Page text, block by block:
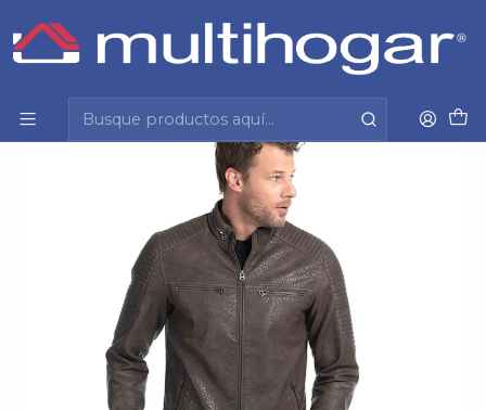
Inicio Vestuario formal y casual
Chaqueta Hombre Pu Rider Ellus Imp91518 Cafe